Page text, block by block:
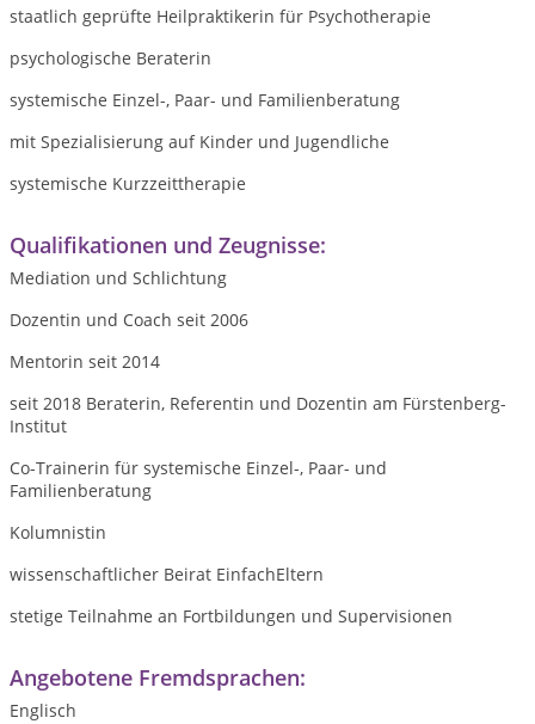
staatlich geprüfte Heilpraktikerin für Psychotherapie
psychologische Beraterin
systemische Einzel-, Paar- und Familienberatung
mit Spezialisierung auf Kinder und Jugendliche
systemische Kurzzeittherapie
Qualifikationen und Zeugnisse:
Mediation und Schlichtung
Dozentin und Coach seit 2006
Mentorin seit 2014
seit 2018 Beraterin, Referentin und Dozentin am Fürstenberg-
Institut
Co-Trainerin für systemische Einzel-, Paar- und
Familienberatung
Kolumnistin
wissenschaftlicher Beirat EinfachEltern
stetige Teilnahme an Fortbildungen und Supervisionen
Angebotene Fremdsprachen:
Englisch